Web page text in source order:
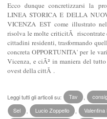
Ecco dunque concretizzarsi la
LINEA STORICA E DELLA
VICENZA EST come illustrato
risolva le molte criticitÃ riscontrate
cittadini residenti, trasformando
concreta OPPORTUNITA' per le
Vicenza, e ciÃ² in maniera del
ovest della cittÃ .
Leggi tutti gli articoli su: Tav
Sel
Lucio Zoppello